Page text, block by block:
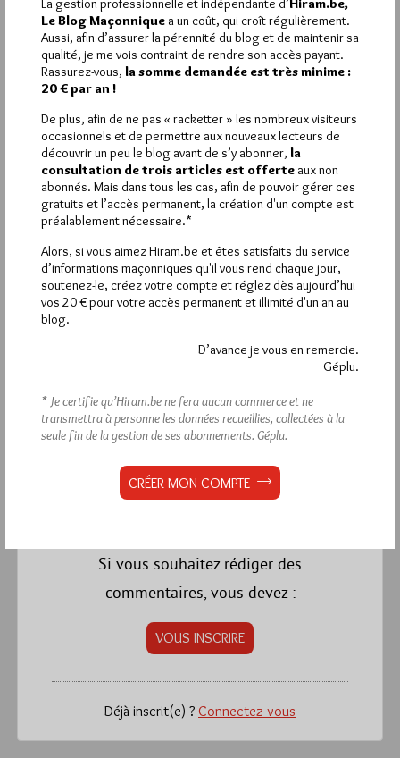
vers le martinisme, courant philosophique, initiatique et
ésotérique judéo-chrétien. Passionné de sophrologie et de
méditation…. Un sage et un cherchant de sagesse et d’absolu
! Heureusement qu’on lui rend hommage… J’apprends sa
disparition : une affectueuse pensée pour Monique.
GÉPLU
Administrateur
3 DÉCEMBRE 2022 À 11H51 / RÉPONDRE
Selon des sources d’informations locales que je pense
crédibles, aucune obédience reconnue n’a jamais utilisé
ce « temple », bâti en sous-sol de sa maison en travaux
permanents par un médecin qui fut membre de la GLDF
avant de s’en éloigner pour partir vers des horizons
mystiques plus « personnels »…
Vivement la suite…….
La rédaction de commentaires est
Si vous souhaitez rédiger des
commentaires, vous devez :
VOUS INSCRIRE
Déjà inscrit(e) ? Connectez-vous
Le Blog Maçonnique a un coût, qui croît régulièrement.
Aussi, afin d’assurer la pérennité du blog et de maintenir sa
qualité, je me vois contraint de rendre son accès payant.
Rassurez-vous, la somme demandée est très minime :
20 € par an !
De plus, afin de ne pas « racketter » les nombreux visiteurs
occasionnels et de permettre aux nouveaux lecteurs de
découvrir un peu le blog avant de s’y abonner, la
consultation de trois articles est offerte aux non
abonnés. Mais dans tous les cas, afin de pouvoir gérer ces
gratuits et l’accès permanent, la création d'un compte est
préalablement nécessaire.*
Alors, si vous aimez Hiram.be et êtes satisfaits du service
d’informations maçonniques qu'il vous rend chaque jour,
soutenez-le, créez votre compte et réglez dès aujourd’hui
vos 20 € pour votre accès permanent et illimité d'un an au
blog.
D’avance je vous en remercie.
Géplu.
* Je certifie qu’Hiram.be ne fera aucun commerce et ne
transmettra à personne les données recueillies, collectées à la
seule fin de la gestion de ses abonnements. Géplu.
CRÉER MON COMPTE